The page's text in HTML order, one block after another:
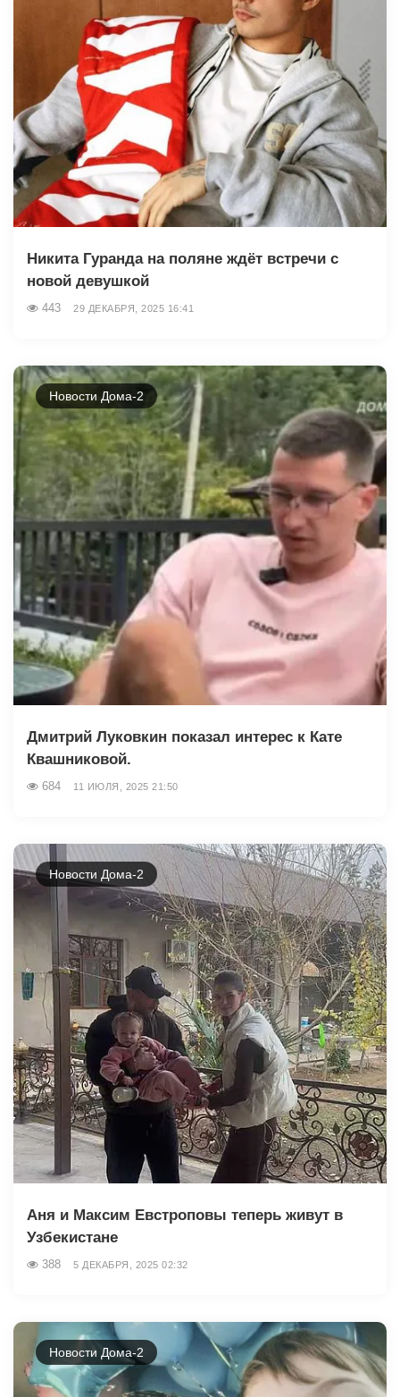
Никита Гуранда на поляне ждёт встречи с
новой девушкой
443 29 ДЕКАБРЯ, 2025 16:41
Новости Дома-2
Дмитрий Луковкин показал интерес к Кате
Квашниковой.
684 11 ИЮЛЯ, 2025 21:50
Новости Дома-2
Аня и Максим Евстроповы теперь живут в
Узбекистане
388 5 ДЕКАБРЯ, 2025 02:32
Новости Дома-2